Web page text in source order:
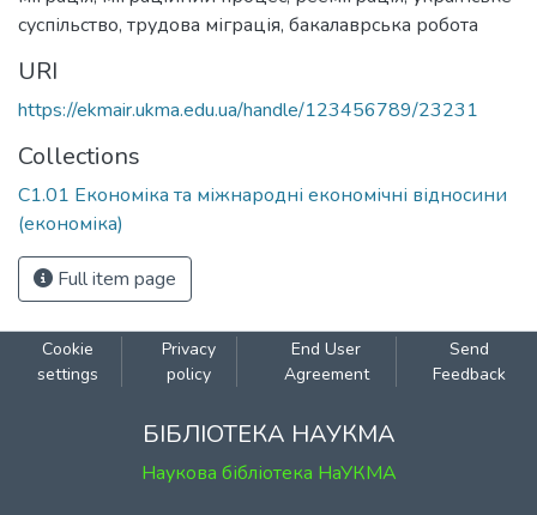
суспільство, трудова міграція, бакалаврська робота
URI
https://ekmair.ukma.edu.ua/handle/123456789/23231
Collections
С1.01 Економіка та міжнародні економічні відносини
(економіка)
Full item page
Cookie
settings
Privacy
policy
End User
Agreement
Send
Feedback
БІБЛІОТЕКА НАУКМА
Наукова бібліотека НаУКМА